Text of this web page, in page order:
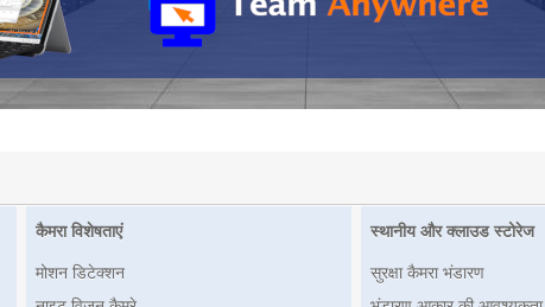
कैमरा विशेषताएं
मोशन डिटेक्शन
स्थानीय और क्लाउड स्टोरेज
सुरक्षा कैमरा भंडारण